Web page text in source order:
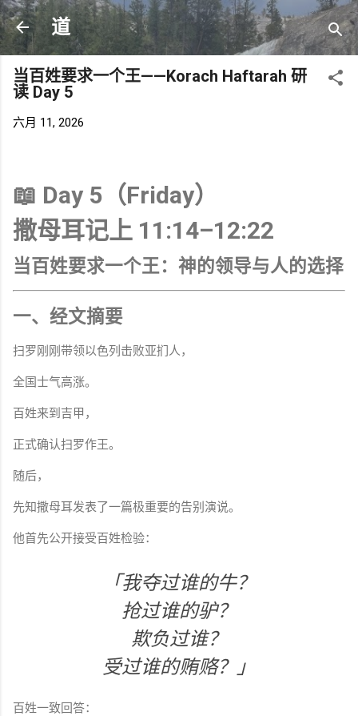
跳至主要内容
道
当百姓要求一个王——Korach Haftarah 研
读 Day 5
六月 11, 2026
📖 Day 5（Friday）
撒母耳记上 11:14–12:22
当百姓要求一个王：神的领导与人的选择
一、经文摘要
扫罗刚刚带领以色列击败亚扪人，
全国士气高涨。
百姓来到吉甲，
正式确认扫罗作王。
随后，
先知撒母耳发表了一篇极重要的告别演说。
他首先公开接受百姓检验：
「我夺过谁的牛？
抢过谁的驴？
欺负过谁？
受过谁的贿赂？」
百姓一致回答：